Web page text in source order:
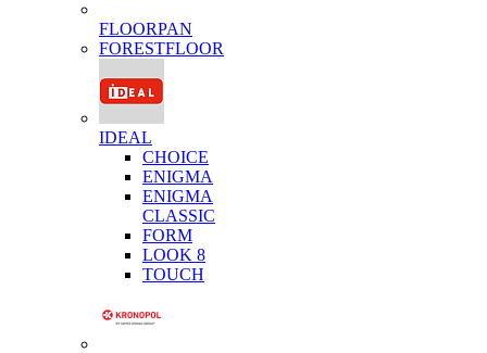
FLOORPAN
FORESTFLOOR
IDEAL
CHOICE
ENIGMA
ENIGMA
CLASSIC
FORM
LOOK 8
TOUCH